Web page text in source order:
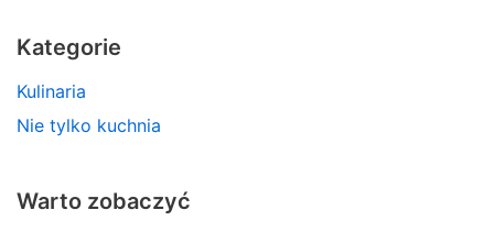
Kategorie
Kulinaria
Nie tylko kuchnia
Warto zobaczyć